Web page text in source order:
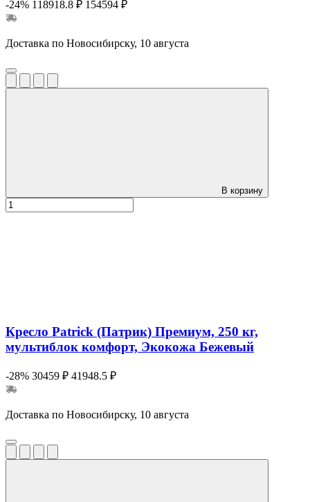
-24% 118918.8 ₽ 154594 ₽
Доставка по Новосибирску, 10 августа
В корзину
Кресло Patrick (Патрик) Премиум, 250 кг,
мультиблок комфорт, Экокожа Бежевый
-28% 30459 ₽ 41948.5 ₽
Доставка по Новосибирску, 10 августа